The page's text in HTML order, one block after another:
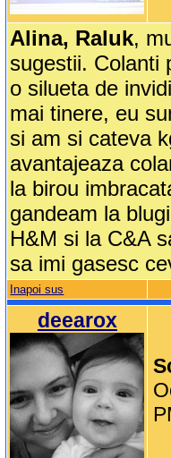
Alina, Raluk,
sugestii. Colanti
o silueta de
mai tinere, eu
si am si cateva
avantajeaza
la birou
gandeam la
H&M si la C&A
sa imi gasesc
Inapoi sus
deearox